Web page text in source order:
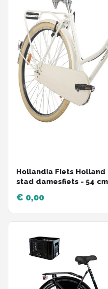
Hollandia Fiets
stad damesfiets - 54 cm
€ 0,00